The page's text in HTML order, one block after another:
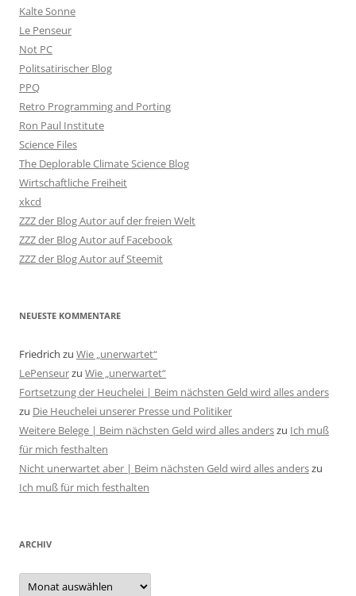
Kalte Sonne
Le Penseur
Not PC
Politsatirischer Blog
PPQ
Retro Programming and Porting
Ron Paul Institute
Science Files
The Deplorable Climate Science Blog
Wirtschaftliche Freiheit
xkcd
ZZZ der Blog Autor auf der freien Welt
ZZZ der Blog Autor auf Facebook
ZZZ der Blog Autor auf Steemit
NEUESTE KOMMENTARE
Friedrich zu Wie „unerwartet“
LePenseurzu Wie „unerwartet“
Fortsetzung der Heuchelei | Beim nächsten Geld wird alles anders
zu Die Heuchelei unserer Presse und Politiker
Weitere Belege | Beim nächsten Geld wird alles anderszu Ich muß
für mich festhalten
Nicht unerwartet aber | Beim nächsten Geld wird alles anderszu
Ich muß für mich festhalten
ARCHIV
Archiv